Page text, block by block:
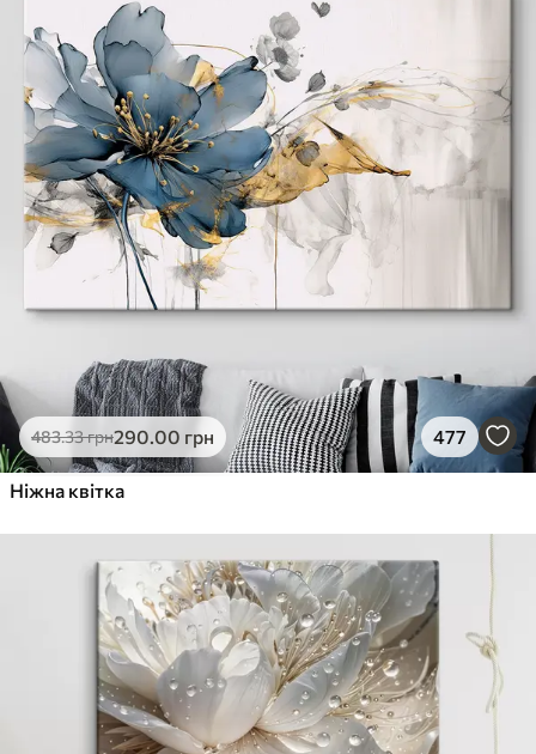
483.33грн290.00 грн 477
Ніжна квітка